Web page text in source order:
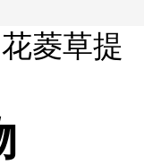
菱草提